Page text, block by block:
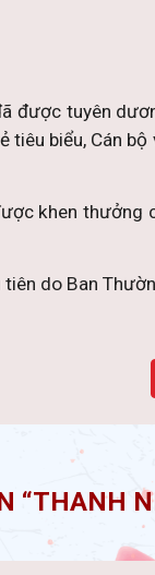
được tuyên
biểu, Cán
khen
do Ban
“THANH